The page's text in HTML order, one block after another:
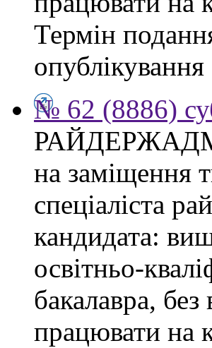
Термін
№ 62 (8886)
на заміщення
спеціаліста
кандидата:
освітньо-
бакалавра,
працювати на